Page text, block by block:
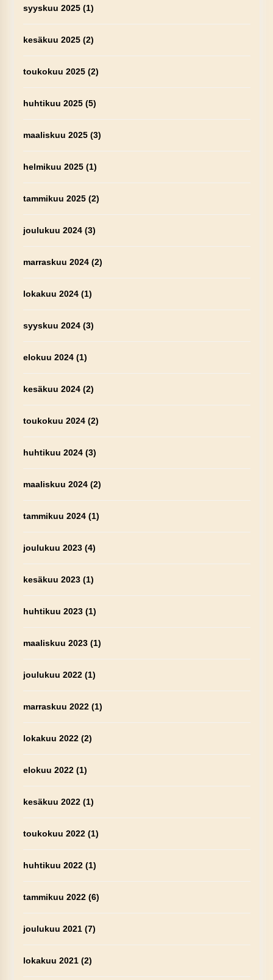
syyskuu 2025(1)
kesäkuu 2025(2)
toukokuu 2025(2)
huhtikuu 2025(5)
maaliskuu 2025(3)
helmikuu 2025(1)
tammikuu 2025(2)
joulukuu 2024(3)
marraskuu 2024(2)
lokakuu 2024(1)
syyskuu 2024(3)
elokuu 2024(1)
kesäkuu 2024(2)
toukokuu 2024(2)
huhtikuu 2024(3)
maaliskuu 2024(2)
tammikuu 2024(1)
joulukuu 2023(4)
kesäkuu 2023(1)
huhtikuu 2023(1)
maaliskuu 2023(1)
joulukuu 2022(1)
marraskuu 2022(1)
lokakuu 2022(2)
elokuu 2022(1)
kesäkuu 2022(1)
toukokuu 2022(1)
huhtikuu 2022(1)
tammikuu 2022(6)
joulukuu 2021(7)
lokakuu 2021(2)